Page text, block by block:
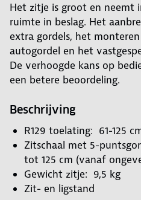
Het zitje is groot en neemt
ruimte in beslag. Het
extra gordels, het
autogordel en het
De verhoogde kans op
een betere beoordeling.
Beschrijving
R129 toelating: 61-125
Zitschaal met 5-
tot 125 cm (vanaf
Gewicht zitje: 9,5 kg
Zit- en ligstand